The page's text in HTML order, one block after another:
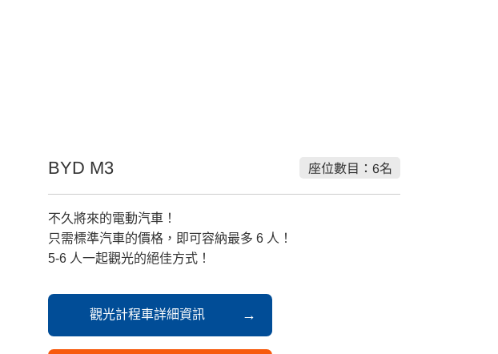
BYD M3 座位數目：6名
不久將來的電動汽車！
只需標準汽車的價格，即可容納最多 6 人！
5-6 人一起觀光的絕佳方式！
觀光計程車詳細資訊